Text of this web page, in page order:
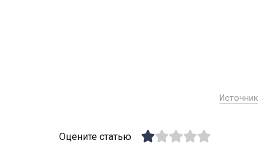
Источник
Оцените статью